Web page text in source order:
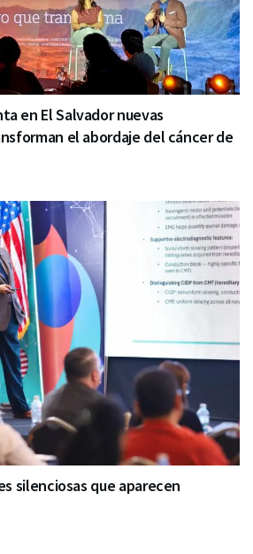
en El Salvador nuevas
el abordaje del cáncer de
silenciosas que aparecen